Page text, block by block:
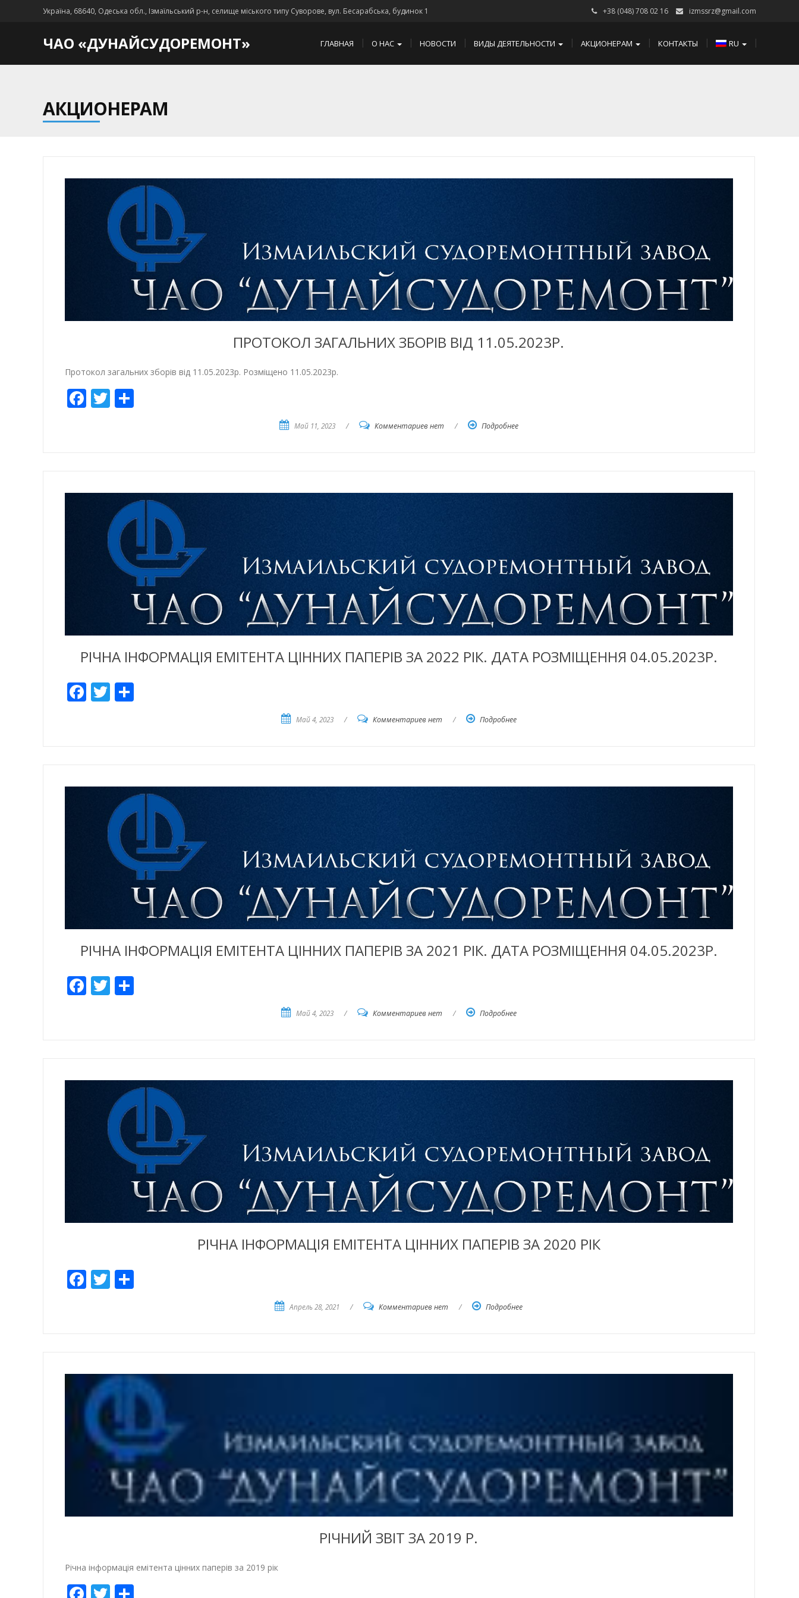
Україна, 68640, Одеська обл., Ізмаїльський р-н, селище міського типу Суворове, вул. Бесарабська, будинок 1 +38 (048) 708 02 16 izmssrz@gmail.com
ЧАО «ДУНАЙСУДОРЕМОНТ» ГЛАВНАЯ О НАС НОВОСТИ ВИДЫ ДЕЯТЕЛЬНОСТИ АКЦИОНЕРАМ КОНТАКТЫ RU
АКЦИОНЕРАМ
ПРОТОКОЛ ЗАГАЛЬНИХ ЗБОРІВ ВІД 11.05.2023Р.
Протокол загальних зборів від 11.05.2023р. Розміщено 11.05.2023р.
Facebook
Twitter
Отправить
Май 11, 2023 / Комментариев нет / Подробнее
РІЧНА ІНФОРМАЦІЯ ЕМІТЕНТА ЦІННИХ ПАПЕРІВ ЗА 2022 РІК. ДАТА РОЗМІЩЕННЯ 04.05.2023Р.
Facebook
Twitter
Отправить
Май 4, 2023 / Комментариев нет / Подробнее
РІЧНА ІНФОРМАЦІЯ ЕМІТЕНТА ЦІННИХ ПАПЕРІВ ЗА 2021 РІК. ДАТА РОЗМІЩЕННЯ 04.05.2023Р.
Facebook
Twitter
Отправить
Май 4, 2023 / Комментариев нет / Подробнее
РІЧНА ІНФОРМАЦІЯ ЕМІТЕНТА ЦІННИХ ПАПЕРІВ ЗА 2020 РІК
Facebook
Twitter
Отправить
Апрель 28, 2021 / Комментариев нет / Подробнее
РІЧНИЙ ЗВIТ ЗА 2019 Р.
Річна інформація емітента цінних паперів за 2019 рік